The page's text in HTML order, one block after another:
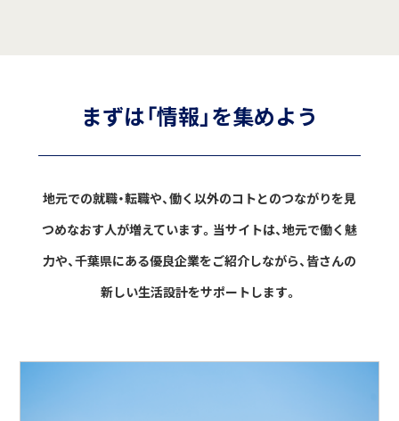
まずは「情報」を集めよう
地元での就職・転職や、働く以外のコトとのつながりを見
つめなおす人が増えています。 当サイトは、地元で働く魅
力や、千葉県にある優良企業をご紹介しながら、皆さんの
新しい生活設計をサポートします。